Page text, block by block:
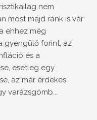
nem
most majd ránk is vár
ehhez még
gyengülő forint, az
és a
esetleg egy
az már érdekes
varázsgömb...